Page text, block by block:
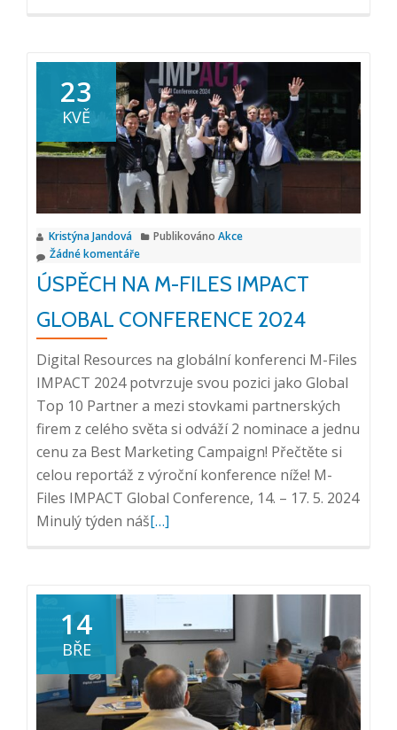
Benefity
integrace
podnikových
systémů
23
KVĚ
Kristýna Jandová Publikováno Akce
Žádné komentáře
ÚSPĚCH NA M-FILES IMPACT
GLOBAL CONFERENCE 2024
Digital Resources na globální konferenci M-Files
IMPACT 2024 potvrzuje svou pozici jako Global
Top 10 Partner a mezi stovkami partnerských
firem z celého světa si odváží 2 nominace a jednu
cenu za Best Marketing Campaign! Přečtěte si
celou reportáž z výroční konference níže! M-
Files IMPACT Global Conference, 14. – 17. 5. 2024
Minulý týden nášPřečtěte
na
M-
Files
IMPACT
[…]
14
BŘE